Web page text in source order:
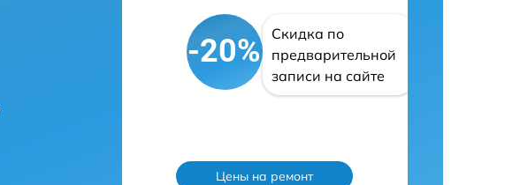
-20%
Скидка по
предварительной
записи на сайте
Цены на ремонт